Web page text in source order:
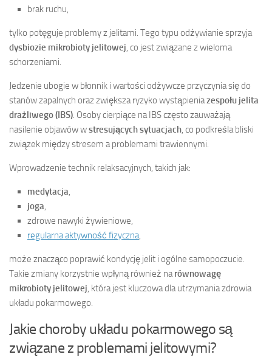
brak ruchu,
tylko potęguje problemy z jelitami. Tego typu odżywianie sprzyja
dysbiozie mikrobioty jelitowej, co jest związane z wieloma
schorzeniami.
Jedzenie ubogie w błonnik i wartości odżywcze przyczynia się do
stanów zapalnych oraz zwiększa ryzyko wystąpieniazespołu jelita
drażliwego (IBS). Osoby cierpiące na IBS często zauważają
nasilenie objawów wstresujących sytuacjach, co podkreśla bliski
związek między stresem a problemami trawiennymi.
Wprowadzenie technik relaksacyjnych, takich jak:
medytacja,
joga,
zdrowe nawyki żywieniowe,
regularna aktywność fizyczna,
może znacząco poprawić kondycję jelit i ogólne samopoczucie.
Takie zmiany korzystnie wpłyną również narównowagę
mikrobioty jelitowej, która jest kluczowa dla utrzymania zdrowia
układu pokarmowego.
Jakie choroby układu pokarmowego są
związane z problemami jelitowymi?